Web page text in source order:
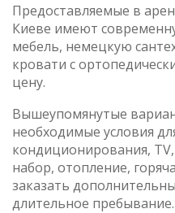
Предоставляемые в
Киеве имеют
мебель, немецкую
кровати с
цену.
Вышеупомянутые
необходимые условия
кондиционирования,
набор, отопление,
заказать
длительное пребывание.